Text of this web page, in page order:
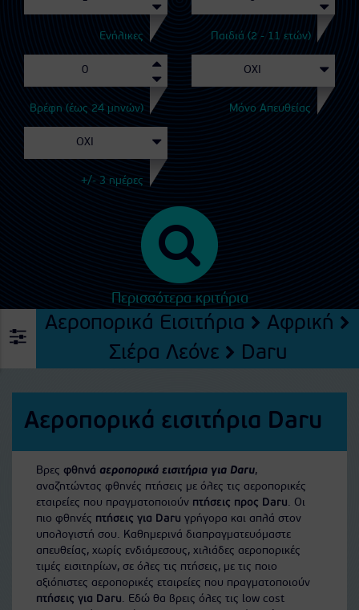
Ενήλικες Παιδιά (2 - 11 ετών)
Βρέφη (έως 24 μηνών) Μόνο Απευθείας
+/- 3 ημέρες
Περισσότερα κριτήρια
Αεροπορικά Εισιτήρια
Αφρική
Σιέρα Λεόνε
Daru
Αεροπορικά εισιτήρια Daru
Βρες φθηνά αεροπορικά εισιτήρια για Daru,
αναζητώντας φθηνές πτήσεις με όλες τις αεροπορικές
εταιρείες που πραγματοποιούν πτήσεις προς Daru. Οι
πιο φθηνές πτήσεις για Daru γρήγορα και απλά στον
υπολογιστή σου. Καθημερινά διαπραγματευόμαστε
απευθείας, χωρίς ενδιάμεσους, χιλιάδες αεροπορικές
τιμές εισιτηρίων, σε όλες τις πτήσεις, με τις ποιο
αξιόπιστες αεροπορικές εταιρείες που πραγματοποιούν
πτήσεις για Daru. Εδώ θα βρεις όλες τις low cost